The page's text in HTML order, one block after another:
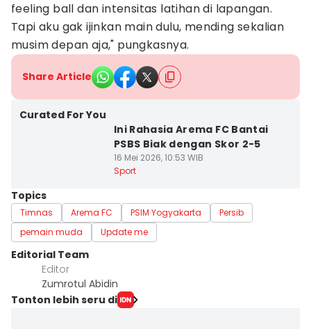
feeling ball dan intensitas latihan di lapangan.
Tapi aku gak ijinkan main dulu, mending sekalian
musim depan aja," pungkasnya.
Share Article
Curated For You
Ini Rahasia Arema FC Bantai
PSBS Biak dengan Skor 2-5
16 Mei 2026, 10:53 WIB
Sport
Topics
Timnas Arema FC PSIM Yogyakarta
Persib
pemain muda
Update me
Editorial Team
Editor
Zumrotul Abidin
Tonton lebih seru di